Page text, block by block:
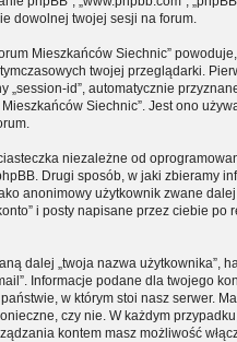
dowolnej twojej sesji na forum.
Mieszkańców Siechnic”
twojej przeglądarki.
id”, automatycznie
Siechnic”. Jest ono
niezależne od
Drugi sposób, w jaki zbieramy
anonimowy użytkownik zwane dalej
i posty napisane przez ciebie
dalej „twoja nazwa użytkownika”,
Informacje podane dla twojego
w którym stoi nasz serwer.
czy nie. W każdym
kontem masz możliwość